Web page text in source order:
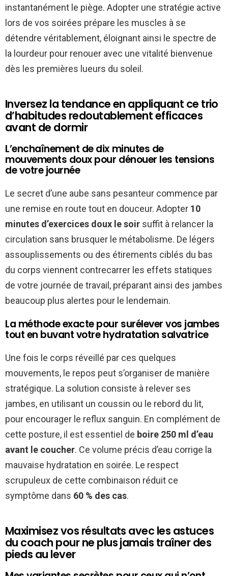
instantanément le piège. Adopter une stratégie active
lors de vos soirées prépare les muscles à se
détendre véritablement, éloignant ainsi le spectre de
la lourdeur pour renouer avec une vitalité bienvenue
dès les premières lueurs du soleil.
Inversez la tendance en appliquant ce trio
d’habitudes redoutablement efficaces
avant de dormir
L’enchaînement de dix minutes de
mouvements doux pour dénouer les tensions
de votre journée
Le secret d’une aube sans pesanteur commence par
une remise en route tout en douceur. Adopter 10
minutes d’exercices doux le soir suffit à relancer la
circulation sans brusquer le métabolisme. De légers
assouplissements ou des étirements ciblés du bas
du corps viennent contrecarrer les effets statiques
de votre journée de travail, préparant ainsi des jambes
beaucoup plus alertes pour le lendemain.
La méthode exacte pour surélever vos jambes
tout en buvant votre hydratation salvatrice
Une fois le corps réveillé par ces quelques
mouvements, le repos peut s’organiser de manière
stratégique. La solution consiste à relever ses
jambes, en utilisant un coussin ou le rebord du lit,
pour encourager le reflux sanguin. En complément de
cette posture, il est essentiel de boire 250 ml d’eau
avant le coucher. Ce volume précis d’eau corrige la
mauvaise hydratation en soirée. Le respect
scrupuleux de cette combinaison réduit ce
symptôme dans 60 % des cas.
Maximisez vos résultats avec les astuces
du coach pour ne plus jamais traîner des
pieds au lever